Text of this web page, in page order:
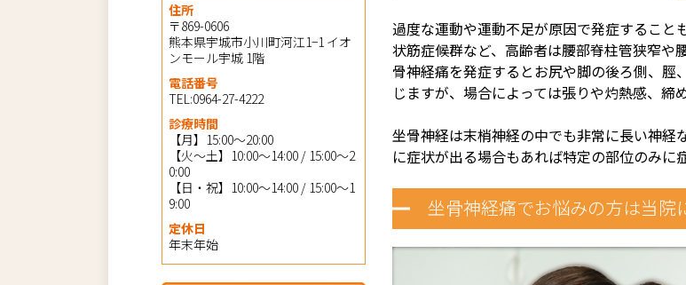
過度な運動や運動不足が原因で発症するこ
状筋症候群など、高齢者は腰部脊柱管狭窄や
骨神経痛を発症するとお尻や脚の後ろ側、
じますが、場合によっては張りや灼熱感、締
坐骨神経は末梢神経の中でも非常に長い神経
に症状が出る場合もあれば特定の部位のみに
坐骨神経痛でお悩みの方は当院
住所
〒869-0606
熊本県宇城市小川町河江1−1 イオ
ンモール宇城 1階
電話番号
TEL:0964-27-4222
診療時間
【月】15:00～20:00
【火～土】10:00～14:00 / 15:00～2
0:00
【日・祝】10:00～14:00 / 15:00～1
9:00
定休日
年末年始